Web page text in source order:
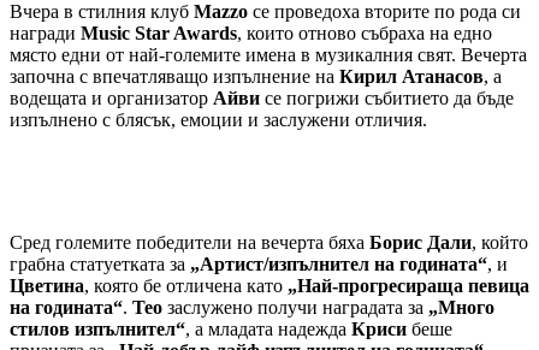
Вчера в стилния клуб Mazzo се проведоха вторите по рода си
награди Music Star Awards, които отново събраха на едно
място едни от най-големите имена в музикалния свят. Вечерта
започна с впечатляващо изпълнение на Кирил Атанасов, а
водещата и организатор Айви се погрижи събитието да бъде
изпълнено с блясък, емоции и заслужени отличия.
Сред големите победители на вечерта бяха Борис Дали, който
грабна статуетката за „Артист/изпълнител на годината“, и
Цветина, която бе отличена като „Най-прогресираща певица
на годината“. Тео заслужено получи наградата за „Много
стилов изпълнител“, а младата надежда Криси беше